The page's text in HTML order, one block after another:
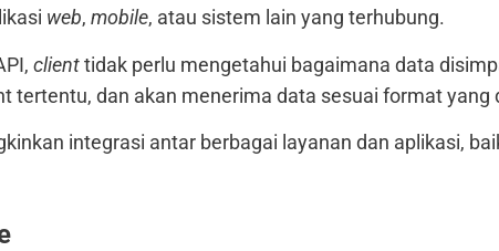
web, mobile, atau sistem lain yang terhubung.
clienttidak perlu mengetahui bagaimana data
tertentu, dan akan menerima data sesuai format yang
integrasi antar berbagai layanan dan aplikasi,